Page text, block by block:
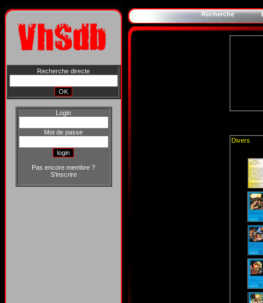
Recherche directe
Login
Mot de passe
Pas encore membre ?
S'inscrire
Recherche
Divers